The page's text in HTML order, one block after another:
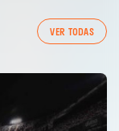
VER TODAS